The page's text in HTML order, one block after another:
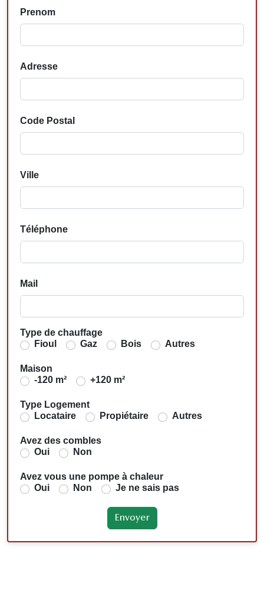
Prenom
Adresse
Code Postal
Ville
Téléphone
Mail
Type de chauffage
Fioul
Gaz Bois Autres
Maison
-120 m²
+120 m²
Type Logement
Locataire
Propiétaire Autres
Avez des combles
Oui
Non
Avez vous une pompe à chaleur
Oui
Non Je ne sais pas